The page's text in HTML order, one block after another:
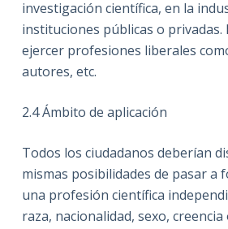
investigación científica, en la
instituciones públicas o privadas.
ejercer profesiones liberales
autores, etc.
2.4Ámbito de aplicación
Todos los ciudadanos deberían
mismas posibilidades de pasar a
una profesión científica
raza, nacionalidad, sexo,